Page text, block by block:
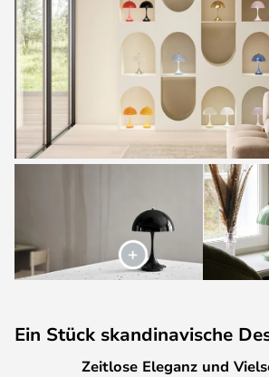
Ein Stück skandinavische
Zeitlose Eleganz und